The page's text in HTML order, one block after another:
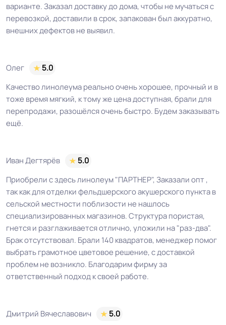
варианте. Заказал доставку до дома, чтобы не мучаться с
перевозкой, доставили в срок, запакован был аккуратно,
внешних дефектов не выявил.
Олег
5.0
Качество линолеума реально очень хорошее, прочный и в
тоже время мягкий, к тому же цена доступная, брали для
перепродажи, разошёлся очень быстро. Будем заказывать
ещё.
Иван Дегтярёв
5.0
Приобрели с здесь линолеум "ПАРТНЕР", Заказали опт ,
так как для отделки фельдшерского акушерского пункта в
сельской местности поблизости не нашлось
специализированных магазинов. Структура пористая,
гнется и разглаживается отлично, уложили на "раз-два".
Брак отсутствовал. Брали 140 квадратов, менеджер помог
выбрать грамотное цветовое решение, с доставкой
проблем не возникло. Благодарим фирму за
ответственный подход к своей работе.
Дмитрий Вячеславович
5.0